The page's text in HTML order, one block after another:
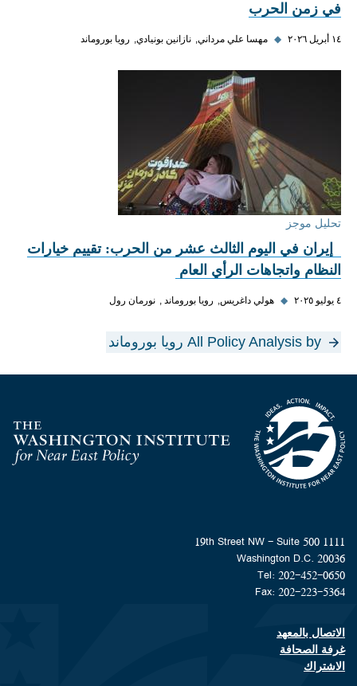
في زمن الحرب
١٤ أبريل ٢٠٢٦ ◆ مهسا علي‌ مرداني نازانين بونيادي رويا بوروماند
تحليل موجز
إيران في اليوم الثالث عشر من الحرب: تقييم خيارات
النظام واتجاهات الرأي العام
٤ يوليو ٢٠٢٥ ◆ هولي داغريس رويا بوروماند نورمان رول
All Policy Analysis by رويا بوروماند
Homepage
1111 19th Street NW - Suite 500
Washington D.C. 20036
Tel: 202-452-0650
Fax: 202-223-5364
Footer contact links
الاتصال بالمعهد
غرفة الصحافة
الاشتراك